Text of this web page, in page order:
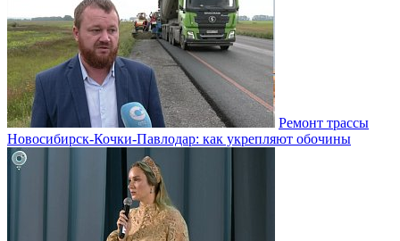
Ремонт трассы
Новосибирск-Кочки-Павлодар: как укрепляют обочины